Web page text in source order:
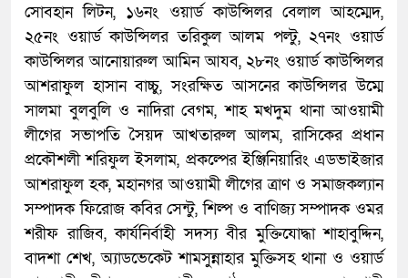
সোবহান লিটন, ১৬নং ওয়ার্ড কাউন্সিলর বেলাল আহম্মেদ,
২৫নং ওয়ার্ড কাউন্সিলর তরিকুল আলম পল্টু, ২৭নং ওয়ার্ড
কাউন্সিলর আনোয়ারুল আমিন আযব, ২৮নং ওয়ার্ড কাউন্সিলর
আশরাফুল হাসান বাচ্চু, সংরক্ষিত আসনের কাউন্সিলর উম্মে
সালমা বুলবুলি ও নাদিরা বেগম, শাহ মখদুম থানা আওয়ামী
লীগের সভাপতি সৈয়দ আখতারুল আলম, রাসিকের প্রধান
প্রকৌশলী শরিফুল ইসলাম, প্রকল্পের ইঞ্জিনিয়ারিং এডভাইজার
আশরাফুল হক, মহানগর আওয়ামী লীগের ত্রাণ ও সমাজকল্যান
সম্পাদক ফিরোজ কবির সেন্টু, শিল্প ও বাণিজ্য সম্পাদক ওমর
শরীফ রাজিব, কার্যনির্বাহী সদস্য বীর মুক্তিযোদ্ধা শাহাবুদ্দিন,
বাদশা শেখ, অ্যাডভেকেট শামসুন্নাহার মুক্তিসহ থানা ও ওয়ার্ড